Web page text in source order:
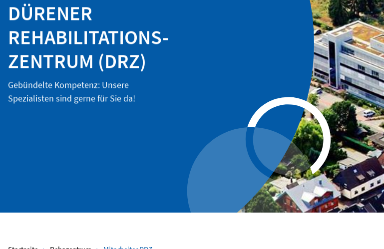
DÜRENER
REHABILITATIONS-
ZENTRUM (DRZ)
Gebündelte Kompetenz: Unsere
Spezialisten sind gerne für Sie da!